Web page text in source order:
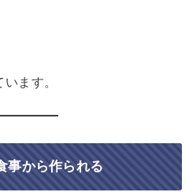
ます。
事から作られる